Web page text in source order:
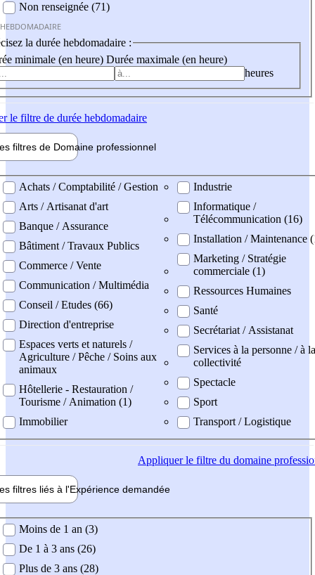
Non renseignée (71)
la durée hebdomadaire :
minimale (en heure) Durée maximale (en heure)
heures
le filtre de durée hebdomadaire
filtres de Domaine professionnel
professionel
Achats / Comptabilité / Gestion
Arts / Artisanat d'art
Banque / Assurance
Bâtiment / Travaux Publics
Commerce / Vente
Communication / Multimédia
Conseil / Etudes (66)
Direction d'entreprise
Espaces verts et naturels /
Agriculture / Pêche / Soins aux
animaux
Hôtellerie - Restauration /
Tourisme / Animation (1)
Immobilier
Industrie
Informatique /
Télécommunication (16)
Installation / Maintenance
Marketing / Stratégie
commerciale (1)
Ressources Humaines
Santé
Secrétariat / Assistanat
Services à la personne / à la
collectivité
Spectacle
Sport
Transport / Logistique
Appliquerle filtre du domaine
filtres liés à l'Expérience demandée
demandée
Moins de 1 an (3)
De 1 à 3 ans (26)
Plus de 3 ans (28)